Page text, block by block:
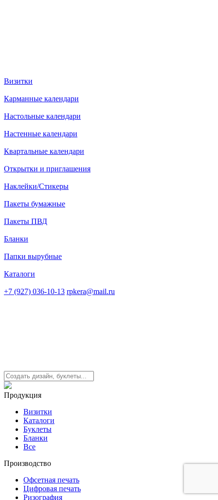
Визитки
Карманные календари
Настольные календари
Настенные календари
Квартальные календари
Открытки и приглашения
Наклейки/Стикеры
Пакеты бумажные
Пакеты ПВД
Бланки
Папки вырубные
Каталоги
+7 (927) 036-10-13 rpkera@mail.ru
Продукция
Визитки
Каталоги
Буклеты
Бланки
Все
Производство
Офсетная печать
Цифровая печать
Ризография